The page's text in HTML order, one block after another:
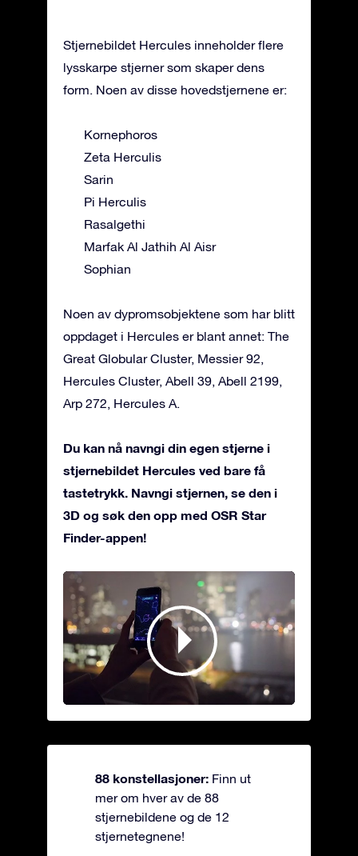
Stjernebildet Hercules inneholder flere
lysskarpe stjerner som skaper dens
form. Noen av disse hovedstjernene er:
Kornephoros
Zeta Herculis
Sarin
Pi Herculis
Rasalgethi
Marfak Al Jathih Al Aisr
Sophian
Noen av dypromsobjektene som har blitt
oppdaget i Hercules er blant annet: The
Great Globular Cluster, Messier 92,
Hercules Cluster, Abell 39, Abell 2199,
Arp 272, Hercules A.
Du kan nå navngi din egen stjerne i
stjernebildet Hercules ved bare få
tastetrykk. Navngi stjernen, se den i
3D og søk den opp med OSR Star
Finder-appen!
88 konstellasjoner: Finn ut
mer om hver av de 88
stjernebildene og de 12
stjernetegnene!